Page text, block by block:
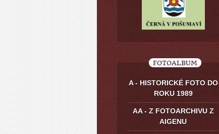
FOTOALBUM
A - HISTORICKÉ FOTO DO
ROKU 1989
AA - Z FOTOARCHIVU Z
AIGENU